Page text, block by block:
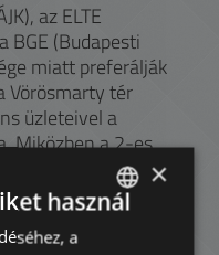
az ELTE
BGE (Budapesti
miatt preferálják
Vörösmarty tér
üzleteivel a
Miközben a 2-es
négy híd
híd, az Erzsébet
×
használ
a